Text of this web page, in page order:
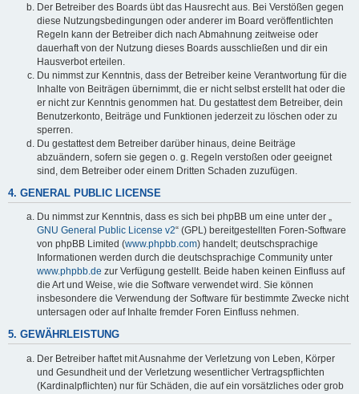
Der Betreiber des Boards übt das Hausrecht aus. Bei Verstößen gegen
diese Nutzungsbedingungen oder anderer im Board veröffentlichten
Regeln kann der Betreiber dich nach Abmahnung zeitweise oder
dauerhaft von der Nutzung dieses Boards ausschließen und dir ein
Hausverbot erteilen.
Du nimmst zur Kenntnis, dass der Betreiber keine Verantwortung für die
Inhalte von Beiträgen übernimmt, die er nicht selbst erstellt hat oder die
er nicht zur Kenntnis genommen hat. Du gestattest dem Betreiber, dein
Benutzerkonto, Beiträge und Funktionen jederzeit zu löschen oder zu
sperren.
Du gestattest dem Betreiber darüber hinaus, deine Beiträge
abzuändern, sofern sie gegen o. g. Regeln verstoßen oder geeignet
sind, dem Betreiber oder einem Dritten Schaden zuzufügen.
4. GENERAL PUBLIC LICENSE
Du nimmst zur Kenntnis, dass es sich bei phpBB um eine unter der „
GNU General Public License v2“ (GPL) bereitgestellten Foren-Software
von phpBB Limited (www.phpbb.com) handelt; deutschsprachige
Informationen werden durch die deutschsprachige Community unter
www.phpbb.de zur Verfügung gestellt. Beide haben keinen Einfluss auf
die Art und Weise, wie die Software verwendet wird. Sie können
insbesondere die Verwendung der Software für bestimmte Zwecke nicht
untersagen oder auf Inhalte fremder Foren Einfluss nehmen.
5. GEWÄHRLEISTUNG
Der Betreiber haftet mit Ausnahme der Verletzung von Leben, Körper
und Gesundheit und der Verletzung wesentlicher Vertragspflichten
(Kardinalpflichten) nur für Schäden, die auf ein vorsätzliches oder grob